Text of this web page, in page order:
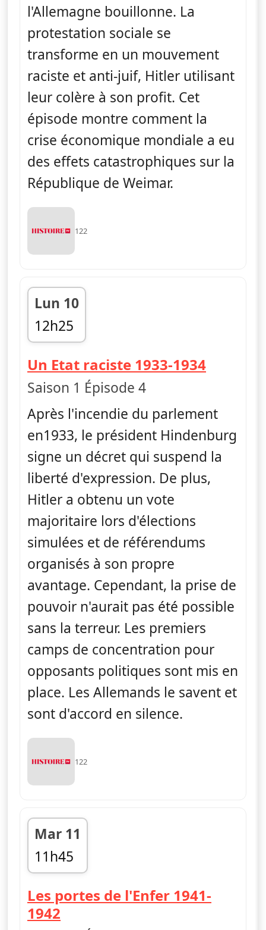
l'Allemagne bouillonne. La
protestation sociale se
transforme en un mouvement
raciste et anti-juif, Hitler utilisant
leur colère à son profit. Cet
épisode montre comment la
crise économique mondiale a eu
des effets catastrophiques sur la
République de Weimar.
122
Lun 10
12h25
fin 13h35
Un Etat raciste 1933-1934—
Saison 1 Épisode 4
Après l'incendie du parlement
en1933, le président Hindenburg
signe un décret qui suspend la
liberté d'expression. De plus,
Hitler a obtenu un vote
majoritaire lors d'élections
simulées et de référendums
organisés à son propre
avantage. Cependant, la prise de
pouvoir n'aurait pas été possible
sans la terreur. Les premiers
camps de concentration pour
opposants politiques sont mis en
place. Les Allemands le savent et
sont d'accord en silence.
122
Mar 11
11h45
fin 12h40
Les portes de l'Enfer 1941-
1942